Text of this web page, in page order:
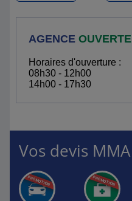
AGENCE OUVERTE
Horaires d'ouverture :
08h30 - 12h00
14h00 - 17h30
Vos devis MMA